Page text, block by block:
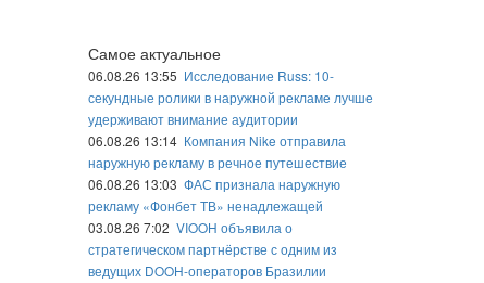
Самое актуальное
06.08.26 13:55 Исследование Russ: 10-
секундные ролики в наружной рекламе лучше
удерживают внимание аудитории
06.08.26 13:14 Компания Nike отправила
наружную рекламу в речное путешествие
06.08.26 13:03 ФАС признала наружную
рекламу «Фонбет ТВ» ненадлежащей
03.08.26 7:02 VIOOH объявила о
стратегическом партнёрстве с одним из
ведущих DOOH-операторов Бразилии